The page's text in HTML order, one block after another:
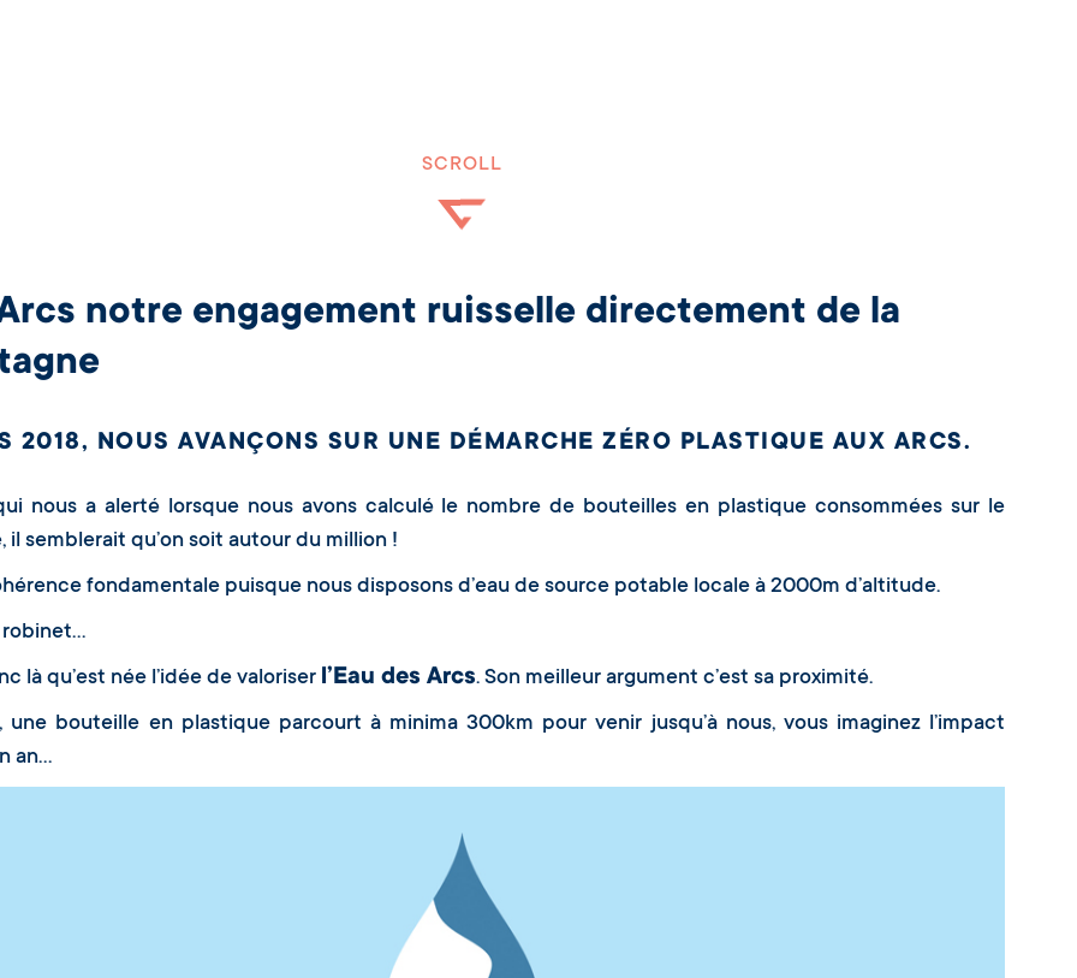
SCROLL
notre engagement ruisselle directement de la
2018, NOUS AVANÇONS SUR UNE DÉMARCHE ZÉRO PLASTIQUE AUX ARCS.
nous a alerté lorsque nous avons calculé le nombre de bouteilles en plastique consommées sur le
il semblerait qu’on soit autour du million !
fondamentale puisque nous disposons d’eau de source potable locale à 2000m d’altitude.
robinet…
là qu’est née l’idée de valoriser l’Eau des Arcs. Son meilleur argument c’est sa proximité.
une bouteille en plastique parcourt à minima 300km pour venir jusqu’à nous, vous imaginez l’impact
an…